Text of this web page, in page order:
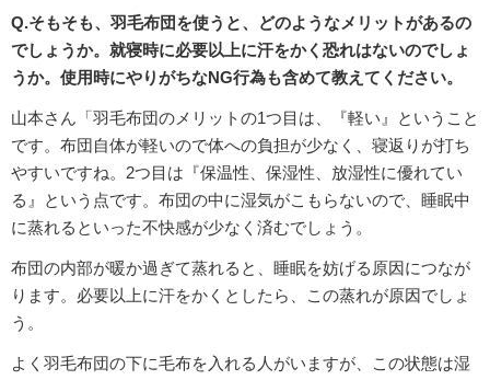
Q.そもそも、羽毛布団を使うと、どのようなメリットがあるの
でしょうか。就寝時に必要以上に汗をかく恐れはないのでしょ
うか。使用時にやりがちなNG行為も含めて教えてください。
山本さん「羽毛布団のメリットの1つ目は、『軽い』ということ
です。布団自体が軽いので体への負担が少なく、寝返りが打ち
やすいですね。2つ目は『保温性、保湿性、放湿性に優れてい
る』という点です。布団の中に湿気がこもらないので、睡眠中
に蒸れるといった不快感が少なく済むでしょう。
布団の内部が暖か過ぎて蒸れると、睡眠を妨げる原因につなが
ります。必要以上に汗をかくとしたら、この蒸れが原因でしょ
う。
よく羽毛布団の下に毛布を入れる人がいますが、この状態は湿